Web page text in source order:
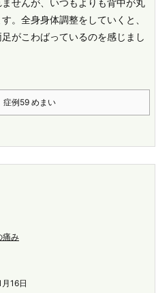
ませんが、いつもよりも背中が丸
。 全身身体調整をしていくと、
がこわばっているのを感じまし
例59 めまい
痛み
16日